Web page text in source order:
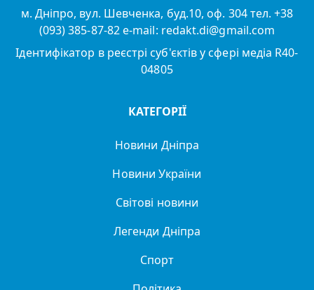
м. Дніпро, вул. Шевченка, буд.10, оф. 304 тел. +38
(093) 385-87-82 e-mail: redakt.di@gmail.com
Ідентифікатор в реєстрі суб'єктів у сфері медіа R40-
04805
КАТЕГОРІЇ
Новини Дніпра
Новини України
Світові новини
Легенди Дніпра
Спорт